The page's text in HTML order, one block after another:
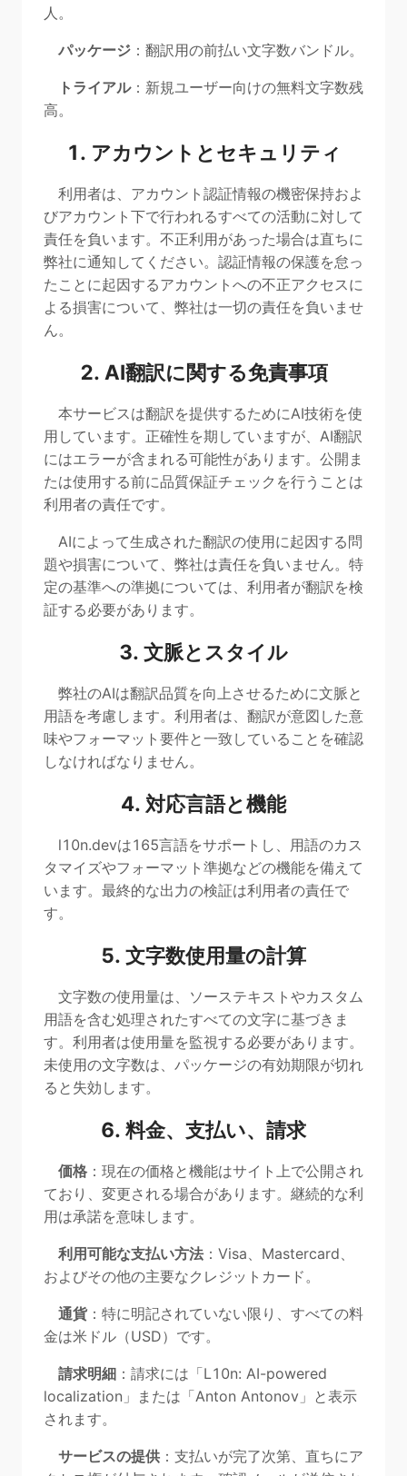
人。
パッケージ ：翻訳用の前払い文字数バンドル。
トライアル：新規ユーザー向けの無料文字数残
高。
1. アカウントとセキュリティ
利用者は、アカウント認証情報の機密保持およ
びアカウント下で行われるすべての活動に対して
責任を負います。不正利用があった場合は直ちに
弊社に通知してください。認証情報の保護を怠っ
たことに起因するアカウントへの不正アクセスに
よる損害について、弊社は一切の責任を負いませ
ん。
2. AI翻訳に関する免責事項
本サービスは翻訳を提供するためにAI技術を使
用しています。正確性を期していますが、AI翻訳
にはエラーが含まれる可能性があります。公開ま
たは使用する前に品質保証チェックを行うことは
利用者の責任です。
AIによって生成された翻訳の使用に起因する問
題や損害について、弊社は責任を負いません。特
定の基準への準拠については、利用者が翻訳を検
証する必要があります。
3. 文脈とスタイル
弊社のAIは翻訳品質を向上させるために文脈と
用語を考慮します。利用者は、翻訳が意図した意
味やフォーマット要件と一致していることを確認
しなければなりません。
4. 対応言語と機能
l10n.devは165言語をサポートし、用語のカス
タマイズやフォーマット準拠などの機能を備えて
います。最終的な出力の検証は利用者の責任で
す。
5. 文字数使用量の計算
文字数の使用量は、ソーステキストやカスタム
用語を含む処理されたすべての文字に基づきま
す。利用者は使用量を監視する必要があります。
未使用の文字数は、パッケージの有効期限が切れ
ると失効します。
6. 料金、支払い、請求
価格 ：現在の価格と機能はサイト上で公開され
ており、変更される場合があります。継続的な利
用は承諾を意味します。
利用可能な支払い方法 ：Visa、Mastercard、
およびその他の主要なクレジットカード。
通貨：特に明記されていない限り、すべての料
金は米ドル（USD）です。
請求明細 ：請求には「L10n: AI-powered
localization」または「Anton Antonov」と表示
されます。
サービスの提供 ：支払いが完了次第、直ちにア